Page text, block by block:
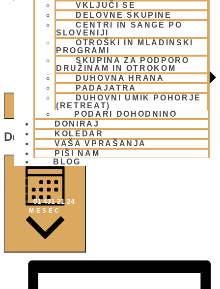
VKLJUČI SE
DELOVNE SKUPINE
CENTRI IN SANGE PO
SLOVENIJI
OTROŠKI IN MLADINSKI
PROGRAMI
SKUPINA ZA PODPORO
DRUŽINAM IN OTROKOM
DUHOVNA HRANA
PADAJATRA
DUHOVNI UMIK POHORJE
(RETREAT)
PODARI DOHODNINO
DONIRAJ
KOLEDAR
VAŠA VPRAŠANJA
PIŠI NAM
BLOG
01 431 21 24
NAJDI DOGODKI
Dogodek Pogledi Navigacije
MESEC